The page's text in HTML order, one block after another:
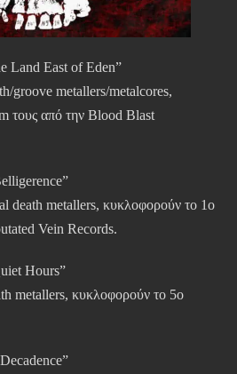
Land East of Eden”
groove metallers/metalcores,
τους από την Blood Blast
death metallers, κυκλοφορούν το 1ο
Vein Records.
Hours”
metallers, κυκλοφορούν το 5ο